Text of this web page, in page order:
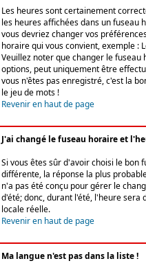
Les heures sont certainement
les heures affichées dans un fuseau
vous devriez changer vos
horaire qui vous convient, exemple :
Veuillez noter que changer le
options, peut uniquement être
vous n'êtes pas enregistré, c'est la
le jeu de mots !
Revenir en haut de page
J'ai changé le fuseau horaire et
Si vous êtes sûr d'avoir choisi le
différente, la réponse la plus
n'a pas été conçu pour gérer le
d'été; donc, durant l'été, l'heure
locale réelle.
Revenir en haut de page
Ma langue n'est pas dans la liste !